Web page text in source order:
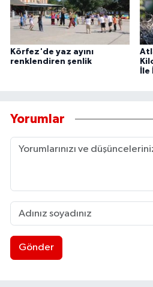
Körfez'de yaz ayını
renklendiren şenlik
Yorumlar
Gönder